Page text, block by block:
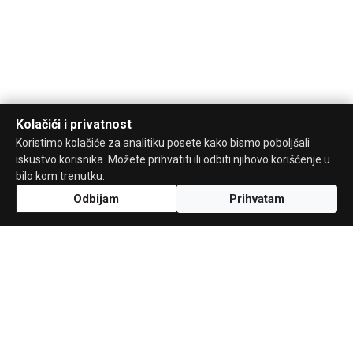
Kolačići i privatnost
Koristimo kolačiće za analitiku posete kako bismo poboljšali
iskustvo korisnika. Možete prihvatiti ili odbiti njihovo korišćenje u
bilo kom trenutku.
Odbijam Prihvatam